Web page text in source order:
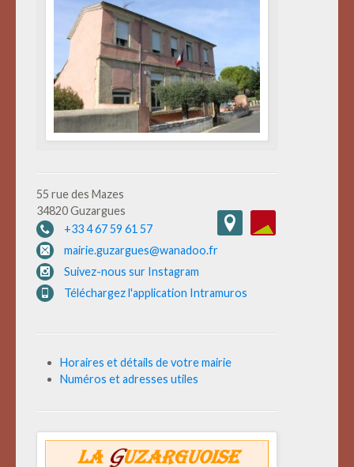
55 rue des Mazes
34820 Guzargues
+33 4 67 59 61 57
mairie.guzargues@wanadoo.fr
Suivez-nous sur Instagram
Téléchargez l'application Intramuros
Horaires et détails de votre mairie
Numéros et adresses utiles